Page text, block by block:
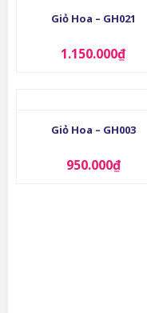
Giỏ Hoa – GH021
1.150.000₫
Giỏ Hoa – GH003
950.000₫